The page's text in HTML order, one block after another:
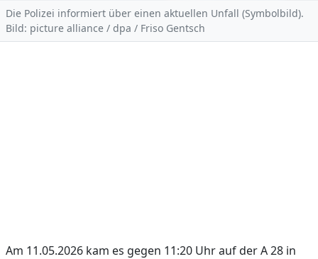
Die Polizei informiert über einen aktuellen Unfall (Symbolbild).
Bild: picture alliance / dpa / Friso Gentsch
Am 11.05.2026 kam es gegen 11:20 Uhr auf der A 28 in